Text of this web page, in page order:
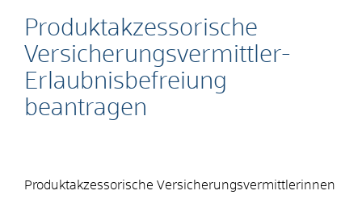
Produktakzessorische
Versicherungsvermittler-
Erlaubnisbefreiung
beantragen
Produktakzessorische Versicherungsvermittlerinnen